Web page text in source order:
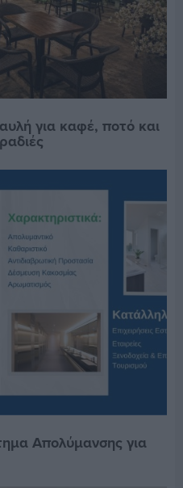
για καφέ, ποτό και
Απολύμανσης για